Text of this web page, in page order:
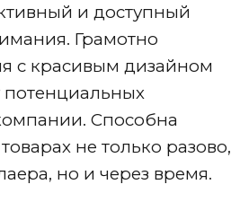
и доступный
Грамотно
с красивым дизайном
потенциальных
Способна
не только разово,
но и через время.